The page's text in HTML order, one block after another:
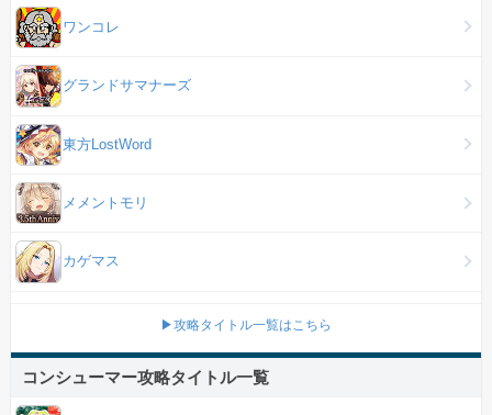
ワンコレ
グランドサマナーズ
東方LostWord
メメントモリ
カゲマス
▶攻略タイトル一覧はこちら
コンシューマー攻略タイトル一覧